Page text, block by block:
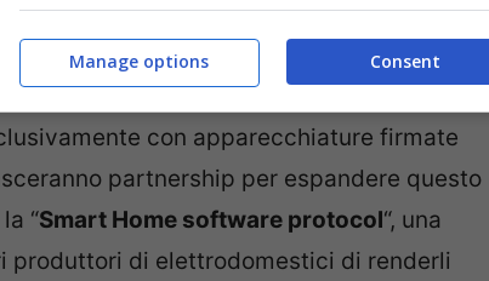
per questo semestre, inizialmente
con apparecchiature firmate
partnership per espandere questo
“Smart Home software protocol“, una
produttori di elettrodomestici di renderli
Consent
Manage options